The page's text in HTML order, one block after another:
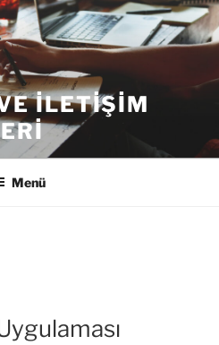
İLETIŞIM
Menü